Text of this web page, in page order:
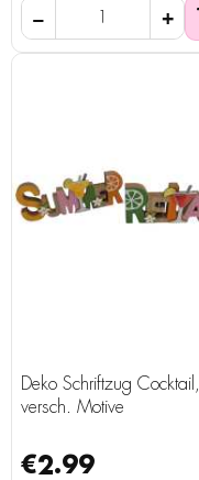
Deko Schriftzug Cocktail,
versch. Motive
€2.99